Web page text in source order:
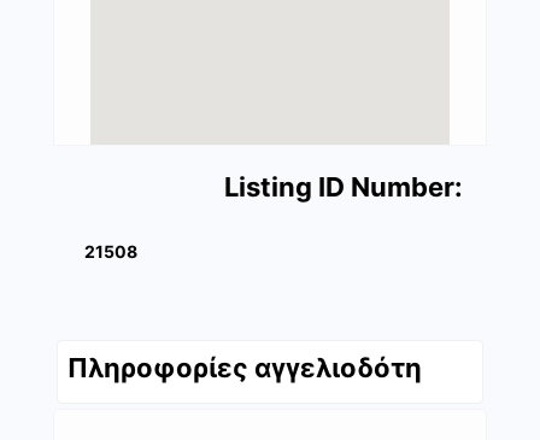
Listing ID Number:
21508
Πληροφορίες αγγελιοδότη